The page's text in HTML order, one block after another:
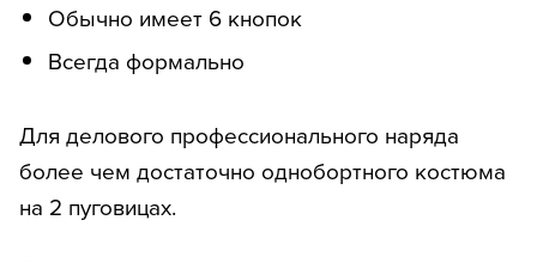
Обычно имеет 6 кнопок
Всегда формально
Для делового профессионального наряда
более чем достаточно однобортного костюма
на 2 пуговицах.